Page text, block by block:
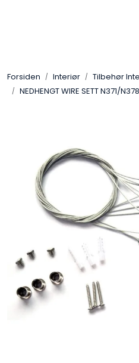
Forsiden Interiør
Tilbehør
NEDHENGT WIRE SETT N371/
Industri
LED-striper 24V
Lyskaster/Effekt
Sport
Utendørs
Lyskilder